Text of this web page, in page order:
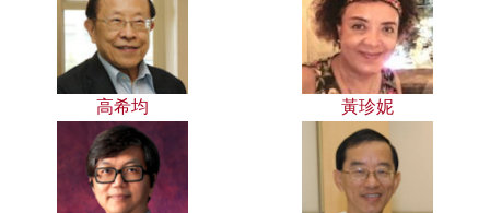
高希均 黃珍妮